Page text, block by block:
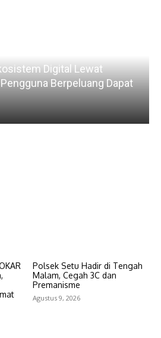
Digital Lewat
Berpeluang Dapat
Polsek Setu Hadir di Tengah
Malam, Cegah 3C dan
Premanisme
Agustus 9, 2026